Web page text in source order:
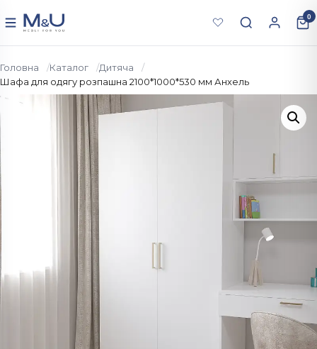
Меню 0
Головна Каталог
Дитяча
Шафа для одягу розпашна 2100*1000*530 мм Анхель